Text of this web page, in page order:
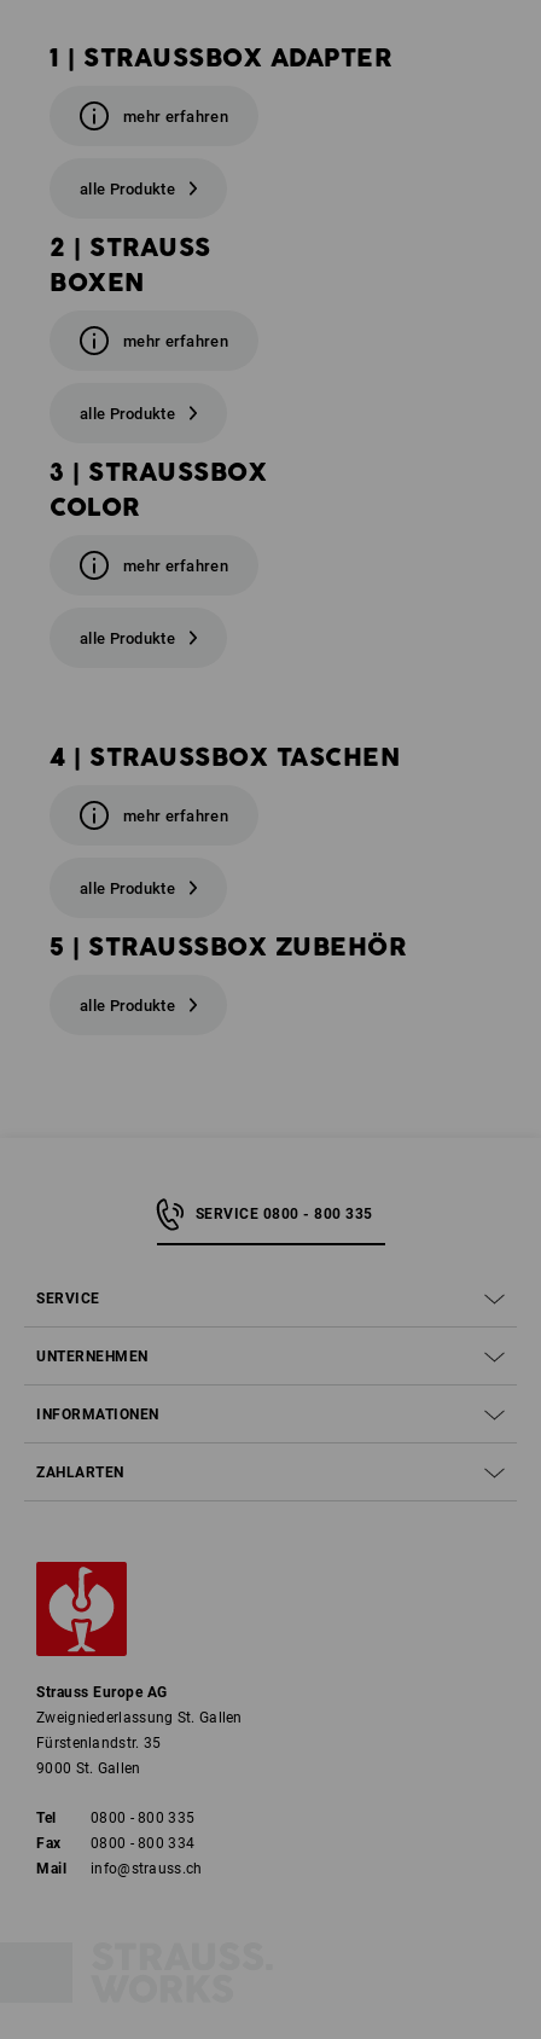
1 | STRAUSSBOX ADAPTER
mehr erfahren
alle Produkte
2 | STRAUSS
BOXEN
mehr erfahren
alle Produkte
3 | STRAUSSBOX
COLOR
mehr erfahren
alle Produkte
4 | STRAUSSBOX TASCHEN
mehr erfahren
alle Produkte
5 | STRAUSSBOX ZUBEHÖR
alle Produkte
SERVICE 0800 - 800 335
SERVICE
UNTERNEHMEN
INFORMATIONEN
ZAHLARTEN
Strauss Europe AG
Zweigniederlassung St. Gallen
Fürstenlandstr. 35
9000 St. Gallen
Tel
0800 - 800 335
Fax
0800 - 800 334
Mail
info@strauss.ch